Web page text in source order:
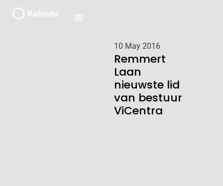
naar
10 May 2016
Remmert
Laan
nieuwste lid
van bestuur
ViCentra